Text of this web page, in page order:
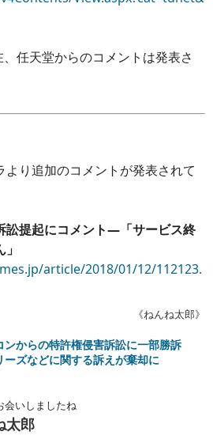
任天堂からのコメントは発表さ
り追加のコメントが発表されて
訟提起にコメント―「サービス終
article/2018/01/12/112123.
《ねんね太郎》
ンからの特許権侵害訴訟に一部勝訴
ズなどに関する訴えが棄却に
会いしましたね
太郎